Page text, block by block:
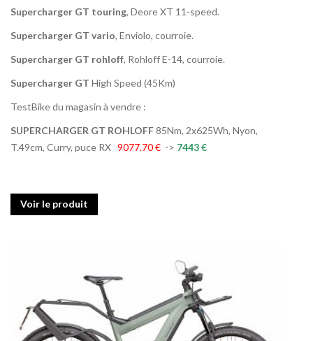
Supercharger GT touring, Deore XT 11-speed.
Supercharger GT vario, Enviolo, courroie.
Supercharger GT rohloff, Rohloff E-14, courroie.
Supercharger GT High Speed (45Km)
TestBike du magasin à vendre :
SUPERCHARGER GT ROHLOFF85Nm, 2x625Wh, Nyon,
T.49cm, Curry, puce RX 9077.70 € -> 7443 €
Voir le produit